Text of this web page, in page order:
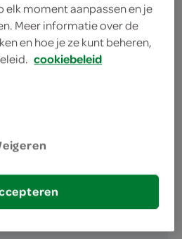
stukjes cacao
en gemalen
met witte
moment aanpassen en je
Meer informatie over de
en hoe je ze kunt beheren,
cookiebeleid